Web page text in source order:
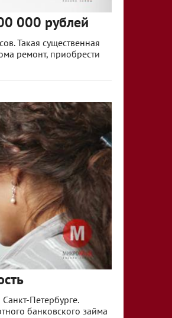
000 рублей
Такая существенная
ремонт, приобрести
Петербурге.
банковского займа